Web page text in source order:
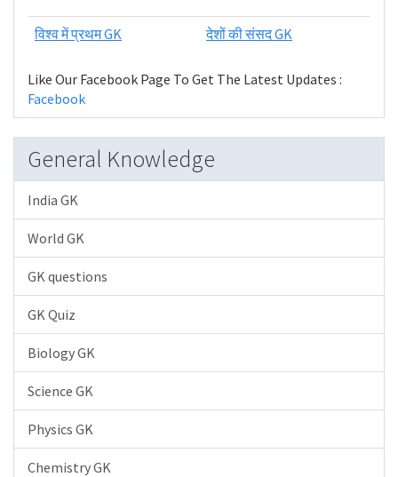
विश्व में प्रथम GK देशों की संसद GK
Like Our Facebook Page To Get The Latest Updates :
Facebook
General Knowledge
India GK
World GK
GK questions
GK Quiz
Biology GK
Science GK
Physics GK
Chemistry GK